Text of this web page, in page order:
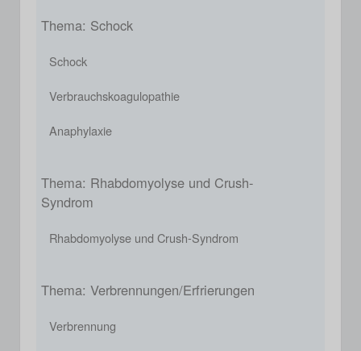
Thema: Schock
Schock
Verbrauchskoagulopathie
Anaphylaxie
Thema: Rhabdomyolyse und Crush-
Syndrom
Rhabdomyolyse und Crush-Syndrom
Thema: Verbrennungen/Erfrierungen
Verbrennung